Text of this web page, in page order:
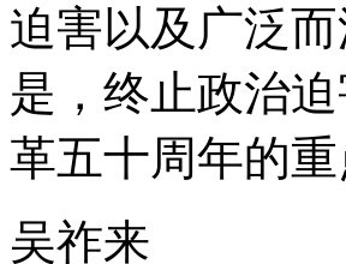
迫害以及广泛
是，终止政治
革五十周年的重
吴祚来